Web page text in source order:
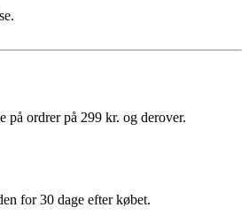
på ordrer på 299 kr. og derover.
for 30 dage efter købet.